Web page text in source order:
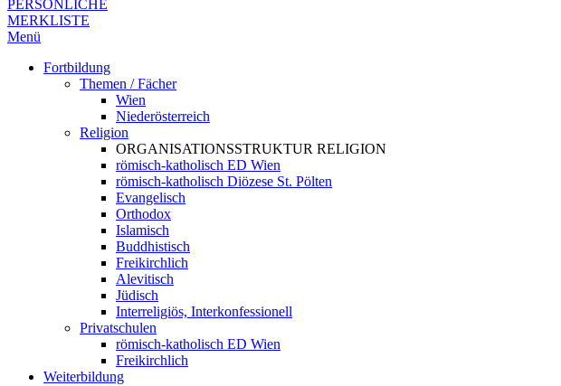
PERSÖNLICHE
MERKLISTE
Menü
Fortbildung
Themen / Fächer
Wien
Niederösterreich
Religion
ORGANISATIONSSTRUKTUR RELIGION
römisch-katholisch ED Wien
römisch-katholisch Diözese St. Pölten
Evangelisch
Orthodox
Islamisch
Buddhistisch
Freikirchlich
Alevitisch
Jüdisch
Interreligiös, Interkonfessionell
Privatschulen
römisch-katholisch ED Wien
Freikirchlich
Weiterbildung